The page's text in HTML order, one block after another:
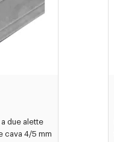
due alette
cava 4/5 mm